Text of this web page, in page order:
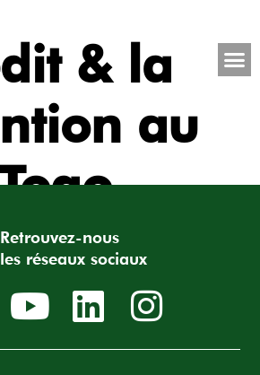
& la
au
Retrouvez-nous
réseaux sociaux